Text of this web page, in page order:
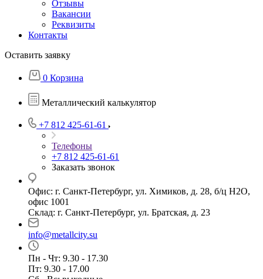
Отзывы
Вакансии
Реквизиты
Контакты
Оставить заявку
0 Корзина
Металлический калькулятор
+7 812 425-61-61
Телефоны
+7 812 425-61-61
Заказать звонок
Офис: г. Санкт-Петербург, ул. Химиков, д. 28, б/ц Н2О,
офис 1001
Склад: г. Санкт-Петербург, ул. Братская, д. 23
info@metallcity.su
Пн - Чт: 9.30 - 17.30
Пт: 9.30 - 17.00